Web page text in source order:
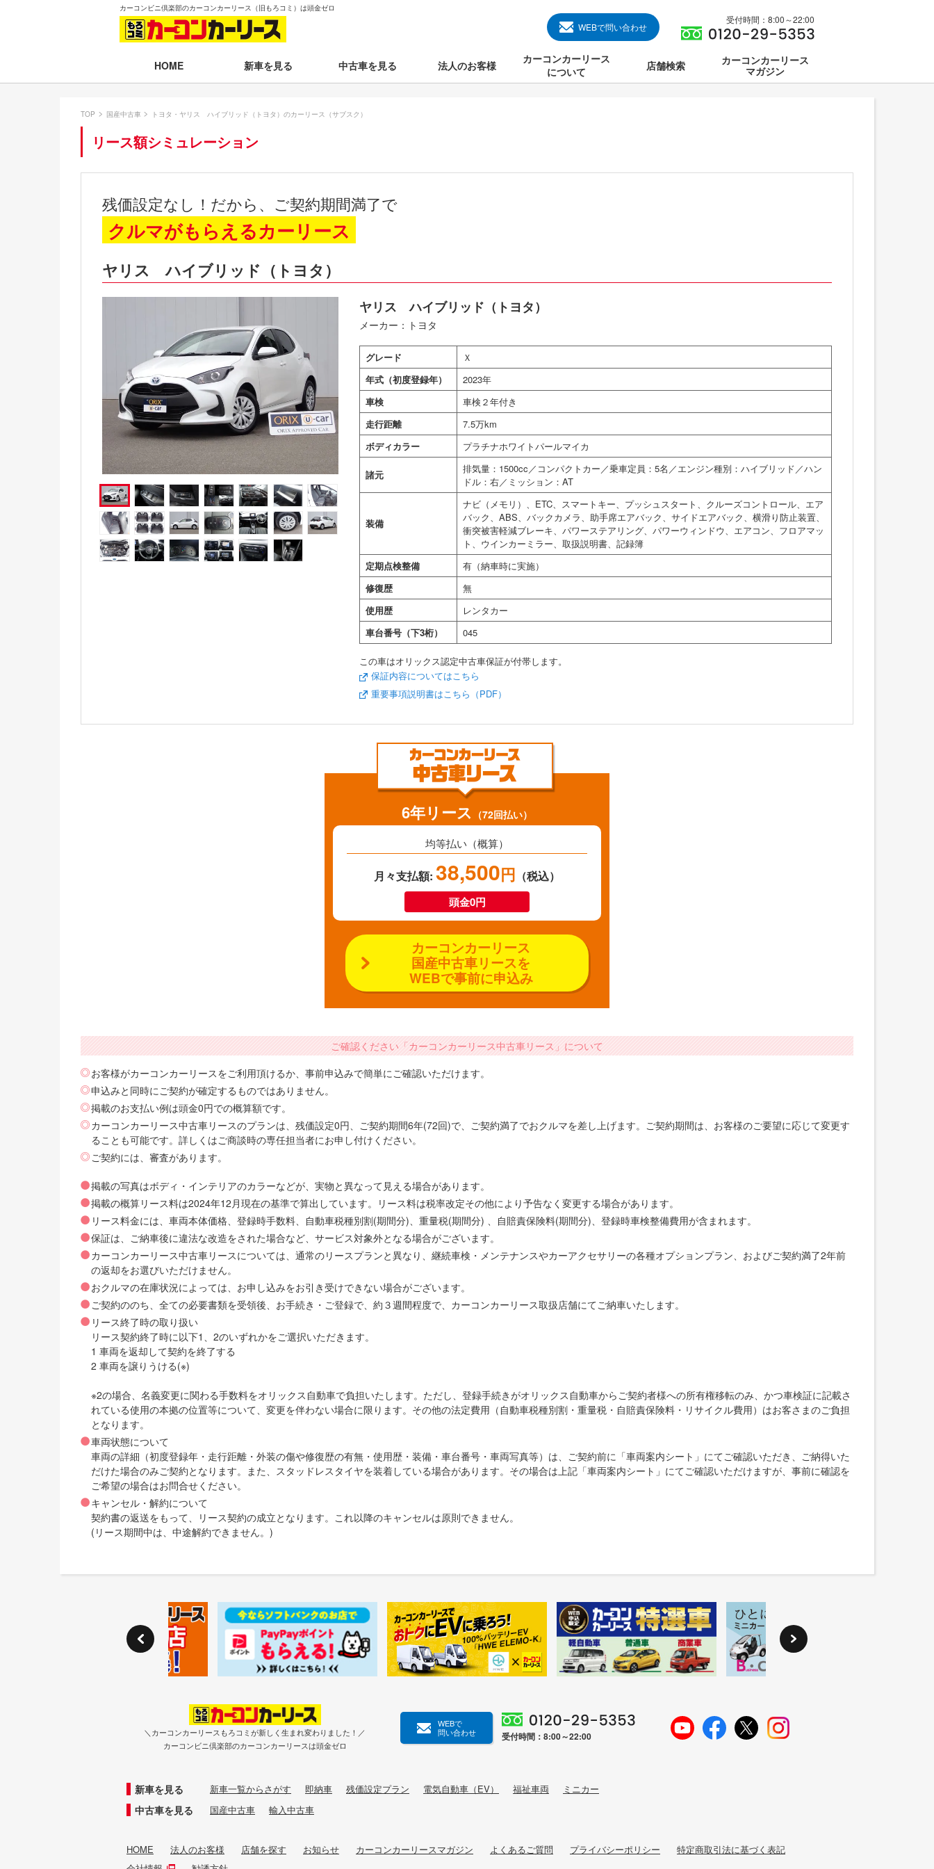
カーコンビニ倶楽部のカーコンカーリース（旧もろコミ）は頭金ゼロ
WEBで問い合わせ
受付時間：8:00～22:00
HOME 新車を見る
月々50,001円以上のクルマを見る
新車一覧から選ぶ
即納車（最短14日で納車）
残価設定プラン
電気自動車（EV）
福祉車両
ミニカー
中古車を見る 法人のお客様
カーコンカーリース
について
店舗検索
カーコンカーリース
マガジン
TOP 国産中古車 トヨタ・ヤリス ハイブリッド（トヨタ）のカーリース（サブスク）
リース額シミュレーション
残価設定なし！だから、ご契約期間満了で
クルマがもらえるカーリース
ヤリス ハイブリッド（トヨタ）
ヤリス ハイブリッド（トヨタ）
メーカー：トヨタ
グレード
Ｘ
年式（初度登録年）
2023年
車検
車検２年付き
走行距離
7.5万km
ボディカラー
プラチナホワイトパールマイカ
諸元
排気量：1500cc／コンパクトカー／乗車定員：5名／エンジン種別：ハイブリッド／ハン
ドル：右／ミッション：AT
装備
ナビ（メモリ）、ETC、スマートキー、プッシュスタート、クルーズコントロール、エア
バック、ABS、バックカメラ、助手席エアバック、サイドエアバック、横滑り防止装置、
衝突被害軽減ブレーキ、パワーステアリング、パワーウィンドウ、エアコン、フロアマッ
ト、ウインカーミラー、取扱説明書、記録簿
定期点検整備
有（納車時に実施）
修復歴
無
使用歴
レンタカー
車台番号（下3桁）
045
この車はオリックス認定中古車保証が付帯します。
保証内容についてはこちら
重要事項説明書はこちら（PDF）
6年リース （72回払い）
均等払い（概算）
月々支払額: 38,500円 （税込）
頭金0円
カーコンカーリース
国産中古車リースを
WEBで事前に申込み
ご確認ください「カーコンカーリース中古車リース」について
お客様がカーコンカーリースをご利用頂けるか、事前申込みで簡単にご確認いただけます。
申込みと同時にご契約が確定するものではありません。
掲載のお支払い例は頭金0円での概算額です。
カーコンカーリース中古車リースのプランは、残価設定0円、ご契約期間6年(72回)で、ご契約満了でおクルマを差し上げます。ご契約期間は、お客様のご要望に応じて変更す
ることも可能です。詳しくはご商談時の専任担当者にお申し付けください。
ご契約には、審査があります。
掲載の写真はボディ・インテリアのカラーなどが、実物と異なって見える場合があります。
掲載の概算リース料は2024年12月現在の基準で算出しています。リース料は税率改定その他により予告なく変更する場合があります。
リース料金には、車両本体価格、登録時手数料、自動車税種別割(期間分)、重量税(期間分) 、自賠責保険料(期間分)、登録時車検整備費用が含まれます。
保証は、ご納車後に違法な改造をされた場合など、サービス対象外となる場合がございます。
カーコンカーリース中古車リースについては、通常のリースプランと異なり、継続車検・メンテナンスやカーアクセサリーの各種オプションプラン、およびご契約満了2年前
の返却をお選びいただけません。
おクルマの在庫状況によっては、お申し込みをお引き受けできない場合がございます。
ご契約ののち、全ての必要書類を受領後、お手続き・ご登録で、約３週間程度で、カーコンカーリース取扱店舗にてご納車いたします。
リース終了時の取り扱い
リース契約終了時に以下1、2のいずれかをご選択いただきます。
1 車両を返却して契約を終了する
2 車両を譲りうける(※)
※2の場合、名義変更に関わる手数料をオリックス自動車で負担いたします。ただし、登録手続きがオリックス自動車からご契約者様への所有権移転のみ、かつ車検証に記載さ
れている使用の本拠の位置等について、変更を伴わない場合に限ります。その他の法定費用（自動車税種別割・重量税・自賠責保険料・リサイクル費用）はお客さまのご負担
となります。
車両状態について
車両の詳細（初度登録年・走行距離・外装の傷や修復歴の有無・使用歴・装備・車台番号・車両写真等）は、ご契約前に「車両案内シート」にてご確認いただき、ご納得いた
だけた場合のみご契約となります。また、スタッドレスタイヤを装着している場合があります。その場合は上記「車両案内シート」にてご確認いただけますが、事前に確認を
ご希望の場合はお問合せください。
キャンセル・解約について
契約書の返送をもって、リース契約の成立となります。これ以降のキャンセルは原則できません。
(リース期間中は、中途解約できません。)
＼カーコンカーリースもろコミが新しく生まれ変わりました！／
カーコンビニ倶楽部のカーコンカーリースは頭金ゼロ
WEBで
問い合わせ
受付時間：8:00～22:00
新車を見る 新車一覧からさがす 即納車 残価設定プラン 電気自動車（EV） 福祉車両 ミニカー
中古車を見る 国産中古車 輸入中古車
HOME 法人のお客様 店舗を探す お知らせ カーコンカーリースマガジン よくあるご質問 プライバシーポリシー
特定商取引法に基づく表記